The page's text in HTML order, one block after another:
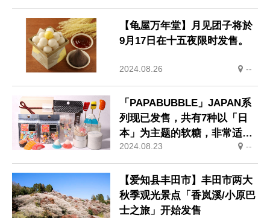
【龟屋万年堂】月见团子将於
9月17日在十五夜限时发售。
2024.08.26 --
「PAPABUBBLE」JAPAN系
列现已发售，共有7种以「日
本」为主题的软糖，非常适合
作为伴手礼
2024.08.23 --
【爱知县丰田市】丰田市两大
秋季观光景点「香岚溪/小原巴
士之旅」开始发售